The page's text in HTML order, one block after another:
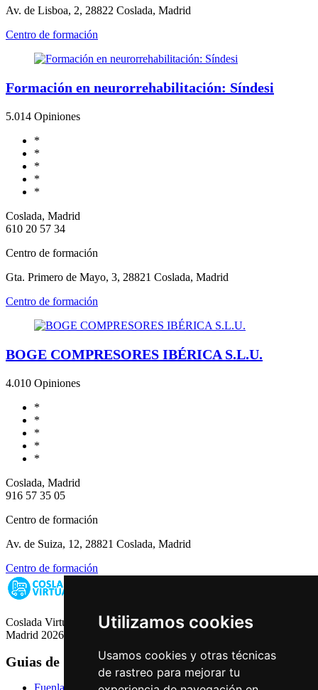
Utilizamos cookies
Usamos cookies y otras técnicas
de rastreo para mejorar tu
Av. de Lisboa, 2, 28822 Coslada, Madrid
Centro de formación
Formación en neurorrehabilitación: Síndesi
5.014 Opiniones
*
*
*
*
*
Coslada, Madrid
610 20 57 34
Centro de formación
Gta. Primero de Mayo, 3, 28821 Coslada, Madrid
Centro de formación
BOGE COMPRESORES IBÉRICA S.L.U.
4.010 Opiniones
*
*
*
*
*
Coslada, Madrid
916 57 35 05
Centro de formación
Av. de Suiza, 12, 28821 Coslada, Madrid
Centro de formación
Coslada Virtual: Guia de Empresas, Ocio y Servicios de Coslada,
Madrid 2026
Guias de Ciudades